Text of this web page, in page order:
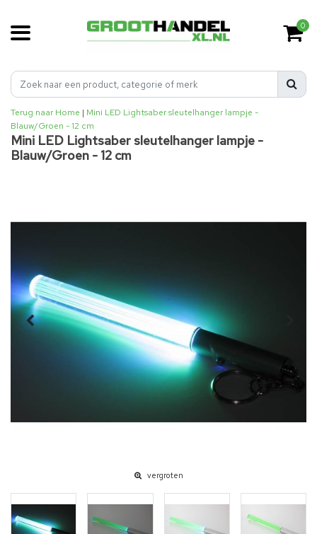
0
Terug naar Home | Mini LED Lightsaber sleutelhanger lampje -
Blauw/Groen - 12 cm
Mini LED Lightsaber sleutelhanger lampje -
Blauw/Groen - 12 cm
vergroten